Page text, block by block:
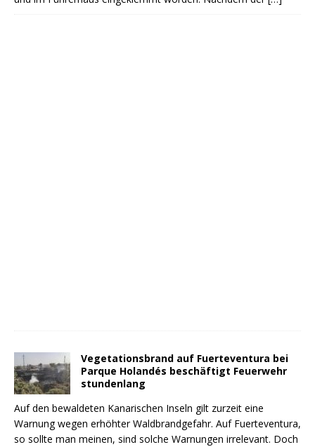
Vegetationsbrand auf Fuerteventura bei
Parque Holandés beschäftigt Feuerwehr
stundenlang
Auf den bewaldeten Kanarischen Inseln gilt zurzeit eine
Warnung wegen erhöhter Waldbrandgefahr. Auf Fuerteventura,
so sollte man meinen, sind solche Warnungen irrelevant. Doch